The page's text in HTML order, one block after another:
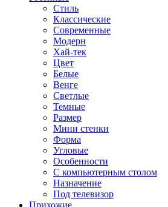
Стиль
Классические
Современные
Модерн
Хай-тек
Цвет
Белые
Венге
Светлые
Темные
Размер
Мини стенки
Форма
Угловые
Особенности
С компьютерным столом
Назначение
Под телевизор
Прихожие